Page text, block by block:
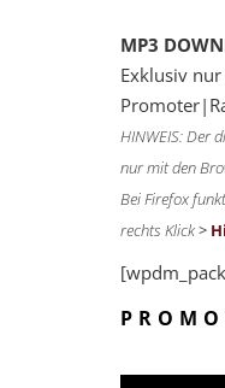
MP3
Exklusiv
HINWEIS: Der
nur mit den
Bei Firefox
rechts Klick>